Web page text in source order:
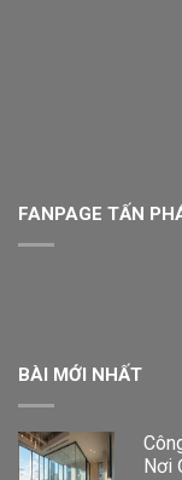
FANPAGE TẤN
BÀI MỚI NHẤT
Nơi